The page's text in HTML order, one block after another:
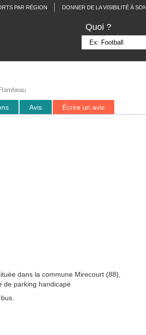
PAR RÉGION DONNER DE LA VISIBILITÉ À
Quoi ?
Avis Écrire un avis
dans la commune Mirecourt (88),
de parking handicapé